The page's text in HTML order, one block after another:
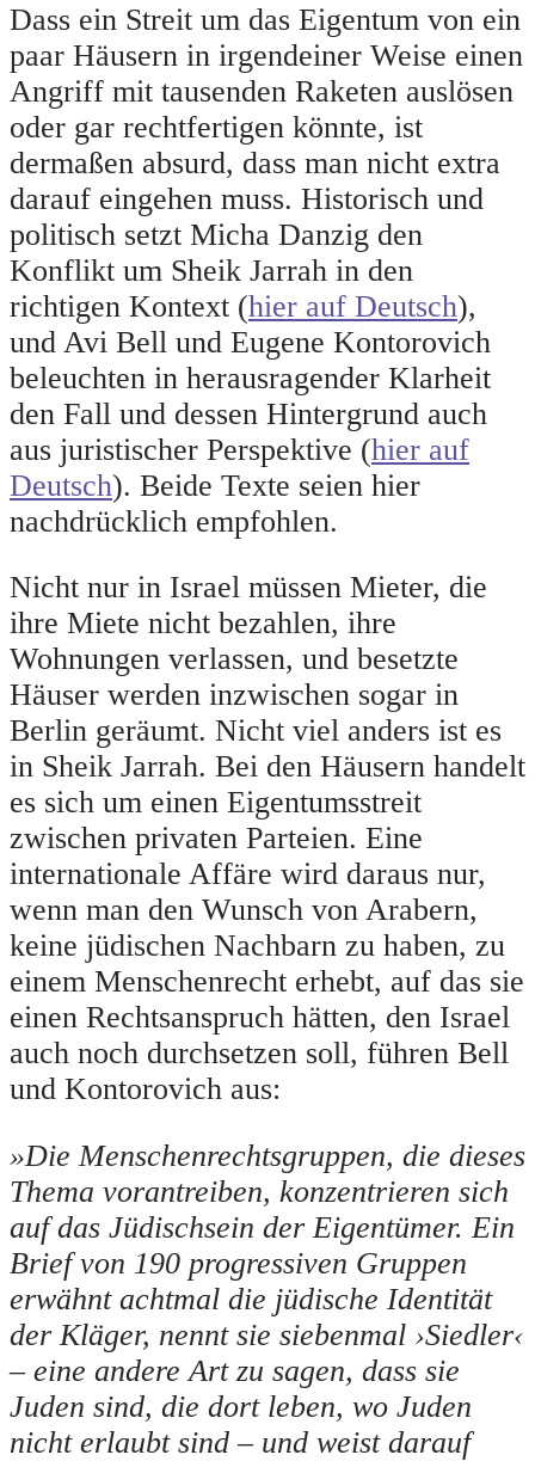
Dass ein Streit um das Eigentum von ein
paar Häusern in irgendeiner Weise einen
Angriff mit tausenden Raketen auslösen
oder gar rechtfertigen könnte, ist
dermaßen absurd, dass man nicht extra
darauf eingehen muss. Historisch und
politisch setzt Micha Danzig den
Konflikt um Sheik Jarrah in den
richtigen Kontext (hier auf Deutsch),
und Avi Bell und Eugene Kontorovich
beleuchten in herausragender Klarheit
den Fall und dessen Hintergrund auch
aus juristischer Perspektive (hier auf
Deutsch). Beide Texte seien hier
nachdrücklich empfohlen.
Nicht nur in Israel müssen Mieter, die
ihre Miete nicht bezahlen, ihre
Wohnungen verlassen, und besetzte
Häuser werden inzwischen sogar in
Berlin geräumt. Nicht viel anders ist es
in Sheik Jarrah. Bei den Häusern handelt
es sich um einen Eigentumsstreit
zwischen privaten Parteien. Eine
internationale Affäre wird daraus nur,
wenn man den Wunsch von Arabern,
keine jüdischen Nachbarn zu haben, zu
einem Menschenrecht erhebt, auf das sie
einen Rechtsanspruch hätten, den Israel
auch noch durchsetzen soll, führen Bell
und Kontorovich aus:
»Die Menschenrechtsgruppen, die dieses
Thema vorantreiben, konzentrieren sich
auf das Jüdischsein der Eigentümer. Ein
Brief von 190 progressiven Gruppen
erwähnt achtmal die jüdische Identität
der Kläger, nennt sie siebenmal ›Siedler‹
– eine andere Art zu sagen, dass sie
Juden sind, die dort leben, wo Juden
nicht erlaubt sind – und weist darauf